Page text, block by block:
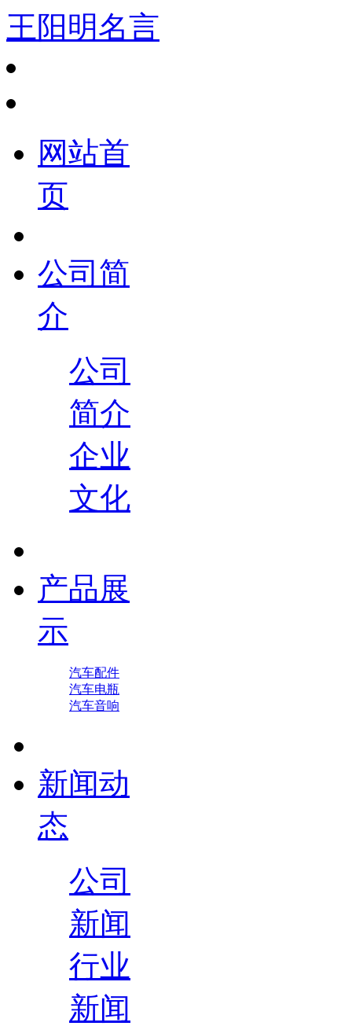
王阳明名言
网站首
页
公司简
介
公司
简介
企业
文化
产品展
示
汽车配件
汽车电瓶
汽车音响
新闻动
态
公司
新闻
行业
新闻